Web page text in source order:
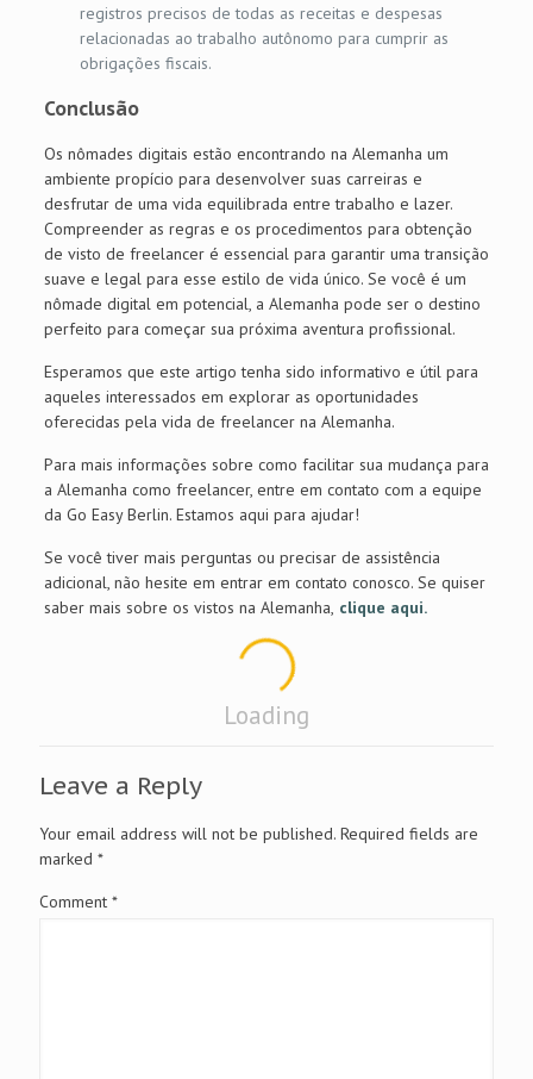
registros precisos de todas as receitas e despesas
relacionadas ao trabalho autônomo para cumprir as
obrigações fiscais.
Conclusão
Os nômades digitais estão encontrando na Alemanha um
ambiente propício para desenvolver suas carreiras e
desfrutar de uma vida equilibrada entre trabalho e lazer.
Compreender as regras e os procedimentos para obtenção
de visto de freelancer é essencial para garantir uma transição
suave e legal para esse estilo de vida único. Se você é um
nômade digital em potencial, a Alemanha pode ser o destino
perfeito para começar sua próxima aventura profissional.
Esperamos que este artigo tenha sido informativo e útil para
aqueles interessados em explorar as oportunidades
oferecidas pela vida de freelancer na Alemanha.
Para mais informações sobre como facilitar sua mudança para
a Alemanha como freelancer, entre em contato com a equipe
da Go Easy Berlin. Estamos aqui para ajudar!
Se você tiver mais perguntas ou precisar de assistência
adicional, não hesite em entrar em contato conosco. Se quiser
saber mais sobre os vistos na Alemanha, clique aqui.
Loading
Leave a Reply
Your email address will not be published. Required fields are
marked *
Comment *